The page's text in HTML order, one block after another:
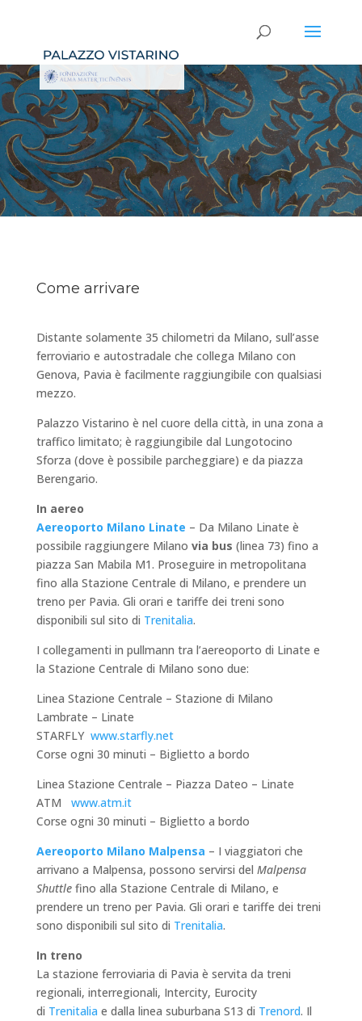
Come arrivare
Distante solamente 35 chilometri da Milano, sull’asse
ferroviario e autostradale che collega Milano con
Genova, Pavia è facilmente raggiungibile con qualsiasi
mezzo.
Palazzo Vistarino è nel cuore della città, in una zona a
traffico limitato; è raggiungibile dal Lungotocino
Sforza (dove è possibile parcheggiare) e da piazza
Berengario.
In aereo
Aereoporto Milano Linate – Da Milano Linate è
possibile raggiungere Milano via bus (linea 73) fino a
piazza San Mabila M1. Proseguire in metropolitana
fino alla Stazione Centrale di Milano, e prendere un
treno per Pavia. Gli orari e tariffe dei treni sono
disponibili sul sito di Trenitalia.
I collegamenti in pullmann tra l’aereoporto di Linate e
la Stazione Centrale di Milano sono due:
Linea Stazione Centrale – Stazione di Milano
Lambrate – Linate
STARFLY www.starfly.net
Corse ogni 30 minuti – Biglietto a bordo
Linea Stazione Centrale – Piazza Dateo – Linate
ATM
www.atm.it
Corse ogni 30 minuti – Biglietto a bordo
Aereoporto Milano Malpensa – I viaggiatori che
arrivano a Malpensa, possono servirsi del Malpensa
Shuttlefino alla Stazione Centrale di Milano, e
prendere un treno per Pavia. Gli orari e tariffe dei treni
sono disponibili sul sito di Trenitalia.
In treno
La stazione ferroviaria di Pavia è servita da treni
regionali, interregionali, Intercity, Eurocity
di Trenitalia e dalla linea suburbana S13 di Trenord. Il